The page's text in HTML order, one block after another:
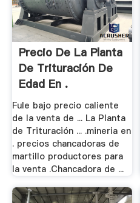
Precio De La Planta
De Trituración De
Edad En .
Fule bajo precio caliente
de la venta de ... La Planta
de Trituración ... .mineria en
. precios chancadoras de
martillo productores para
la venta .Chancadora de ...